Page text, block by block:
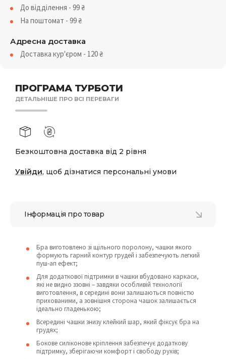
ПРОГРАМА ТУРБОТИ
ДЕТАЛЬНІШЕ ПРО ВСІ ПЕРЕВАГИ
Безкоштовна доставка від 2 рівня
Увійди, щоб дізнатися персональні умови
До відділення - 99₴
На поштомат - 99₴
Адресна доставка
Доставка кур'єром - 120₴
Інформація про товар
Бра виготовлено зі щільного поролону, чашки якого
формують гарний контур грудей і забезпечують легкий
пуш-ап ефект;
Для додаткової підтримки в чашки вбудовано каркаси,
які не видно ззовні – завдяки особливій технології
виготовлення, в середині вони залишаються повністю
прихованими, а зовнішня сторона чашок залишається
ідеально гладенькою;
Всередині чашки знизу клейкий шар, який фіксує бра на
грудях;
Бокове силіконове кріплення забезпечує додаткову
підтримку, зберігаючи комфорт і свободу рухів;